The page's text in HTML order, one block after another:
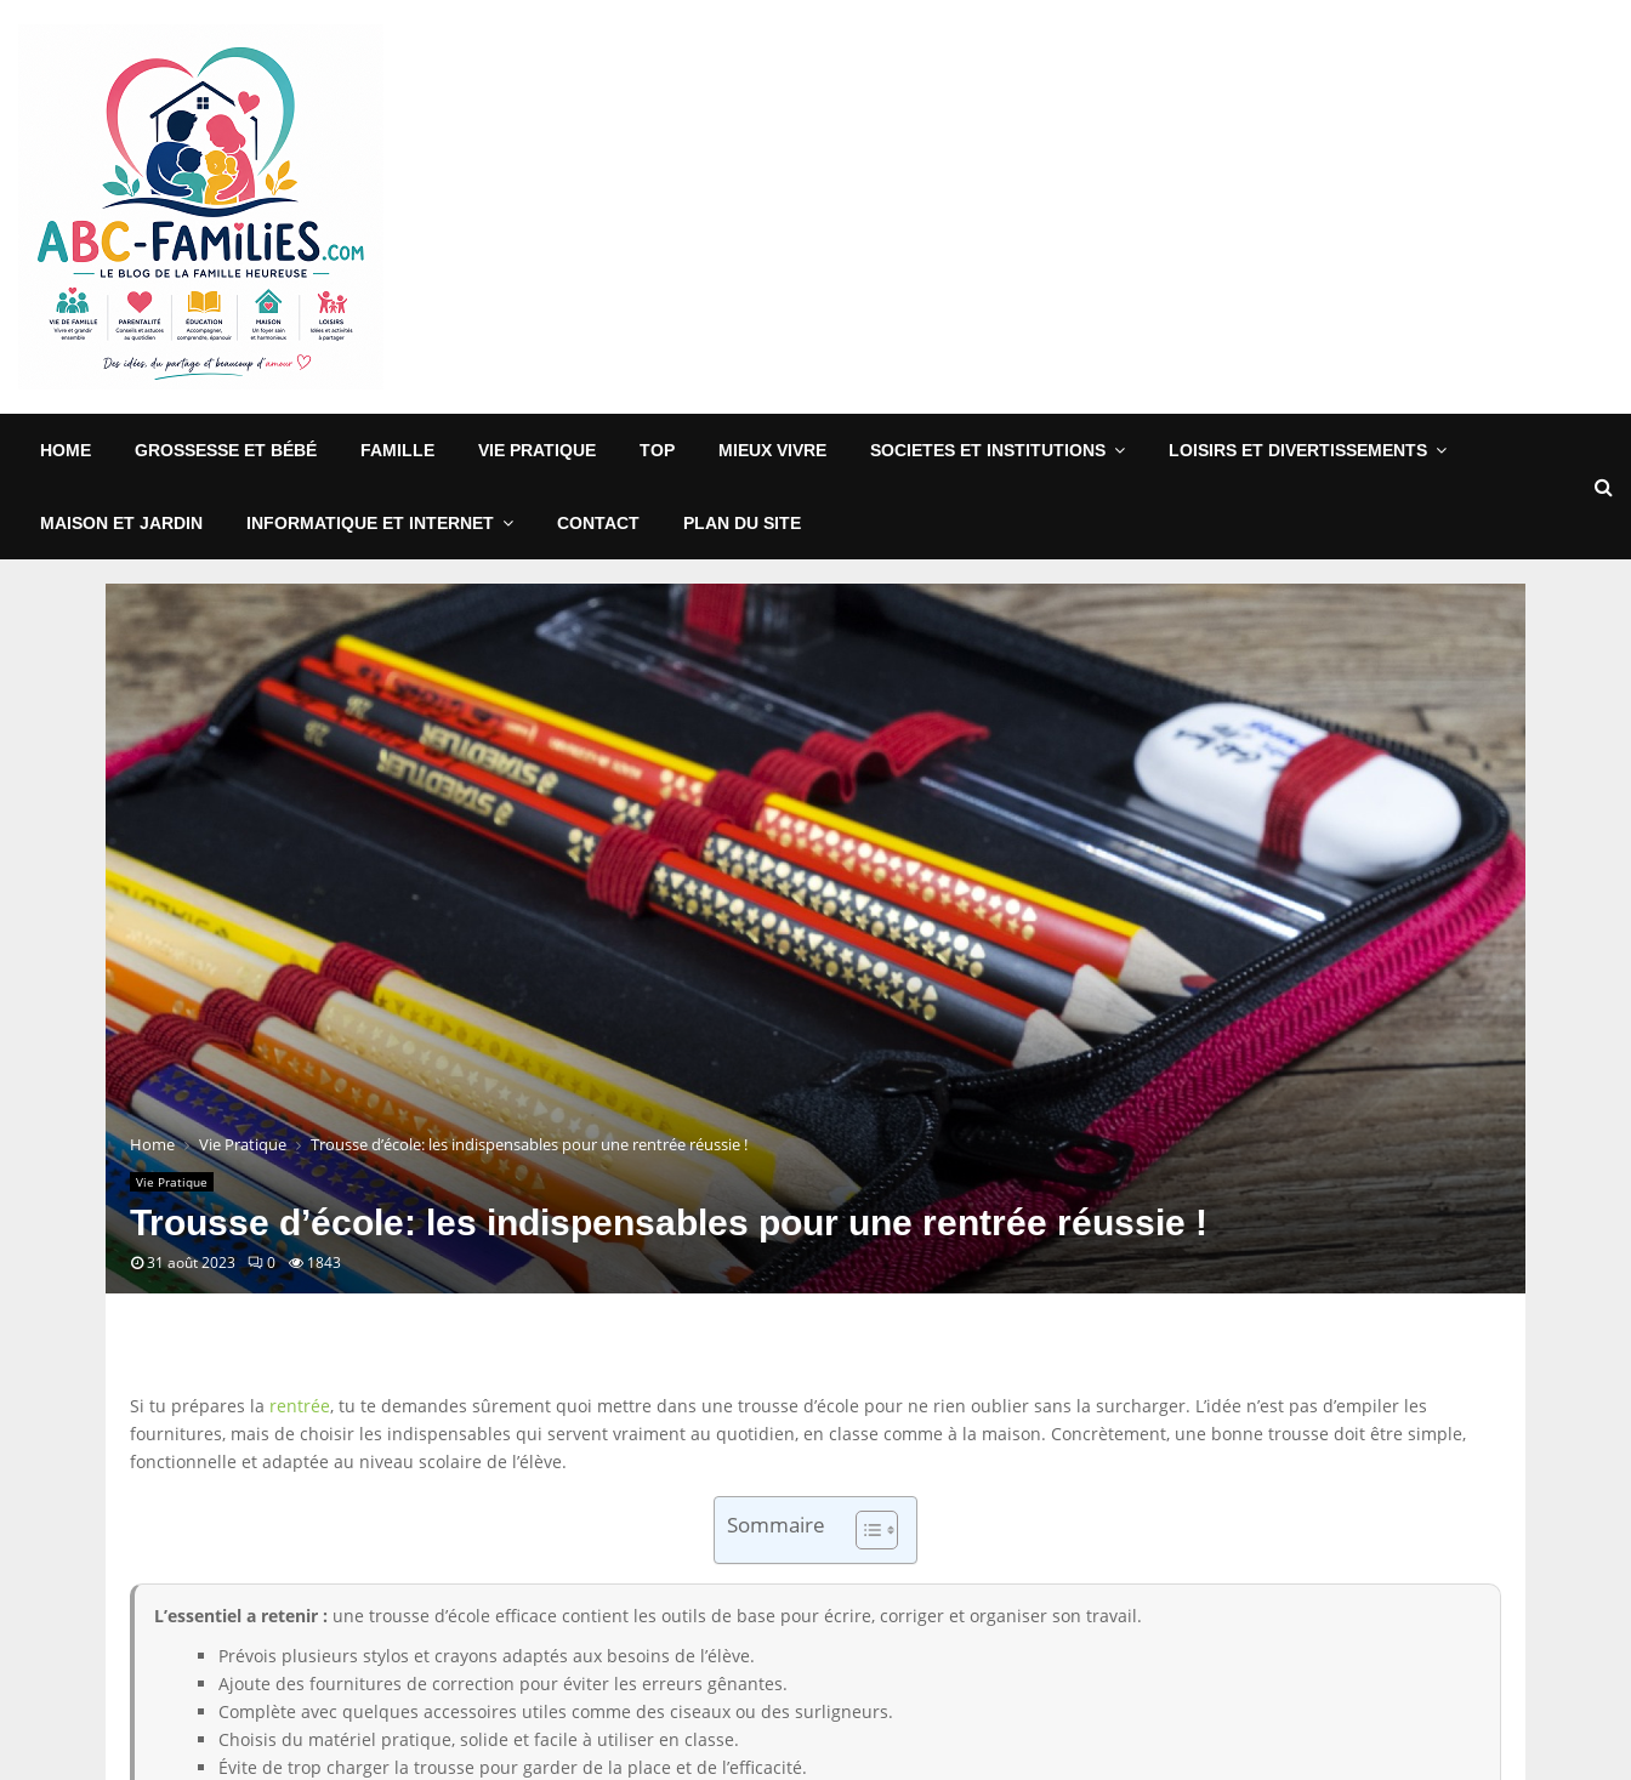
HOME GROSSESSE ET BÉBÉ FAMILLE VIE PRATIQUE TOP MIEUX VIVRE SOCIETES ET INSTITUTIONS LOISIRS ET DIVERTISSEMENTS
MAISON ET JARDIN INFORMATIQUE ET INTERNET CONTACT PLAN DU SITE
Home Vie Pratique Trousse d’école: les indispensables pour une rentrée réussie !
Vie Pratique
Trousse d’école: les indispensables pour une rentrée réussie !
31 août 2023 0 1843
Si tu prépares la rentrée, tu te demandes sûrement quoi mettre dans une trousse d’école pour ne rien oublier sans la surcharger. L’idée n’est pas d’empiler les
fournitures, mais de choisir les indispensables qui servent vraiment au quotidien, en classe comme à la maison. Concrètement, une bonne trousse doit être simple,
fonctionnelle et adaptée au niveau scolaire de l’élève.
Sommaire
L’essentiel a retenir : une trousse d’école efficace contient les outils de base pour écrire, corriger et organiser son travail.
Prévois plusieurs stylos et crayons adaptés aux besoins de l’élève.
Ajoute des fournitures de correction pour éviter les erreurs gênantes.
Complète avec quelques accessoires utiles comme des ciseaux ou des surligneurs.
Choisis du matériel pratique, solide et facile à utiliser en classe.
Évite de trop charger la trousse pour garder de la place et de l’efficacité.